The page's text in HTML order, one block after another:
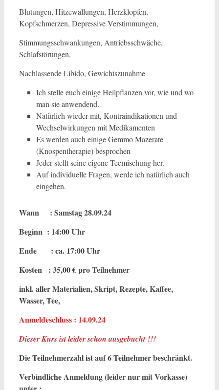
Blutungen, Hitzewallungen, Herzklopfen,
Kopfschmerzen, Depressive Verstimmungen,
Stimmungsschwankungen, Antriebsschwäche,
Schlafstörungen,
Nachlassende Libido, Gewichtszunahme
Ich stelle euch einige Heilpflanzen vor, wie und wo
man sie anwendend.
Natürlich wieder mit, Kontraindikationen und
Wechselwirkungen mit Medikamenten
Es werden auch einige Gemmo Mazerate
(Knospentherapie) besprochen
Jeder stellt seine eigene Teemischung her.
Auf individuelle Fragen, werde ich natürlich auch
eingehen.
Wann : Samstag 28.09.24
Beginn : 14:00 Uhr
Ende : ca. 17:00 Uhr
Kosten : 35,00 € pro Teilnehmer
inkl. aller Materialien, Skript, Rezepte, Kaffee,
Wasser, Tee,
Anmeldeschluss : 14.09.24
Dieser Kurs ist leider schon ausgebucht !!!
Die Teilnehmerzahl ist auf 6 Teilnehmer beschränkt.
Verbindliche Anmeldung (leider nur mit Vorkasse)